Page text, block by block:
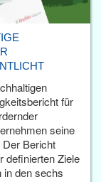
für
seine
Bericht
definierten Ziele
in den sechs